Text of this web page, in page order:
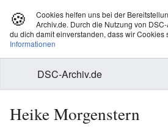
🍪
Cookies helfen uns bei der
Archiv.de. Durch die Nutzung von
du dich damit einverstanden, dass wir Cookies
Informationen
DSC-Archiv.de
Heike Morgenstern